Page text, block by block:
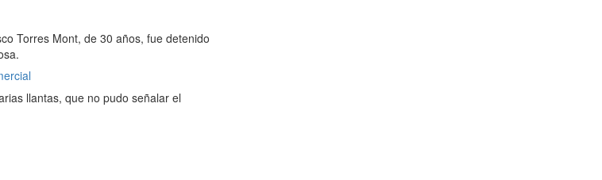
Torres Mont, de 30 años, fue detenido
llantas, que no pudo señalar el